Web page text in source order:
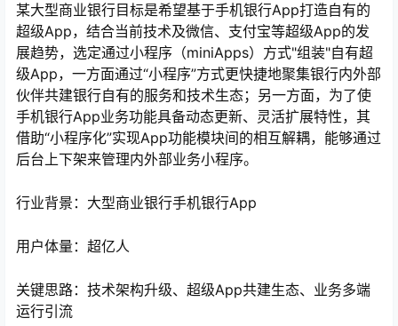
某大型商业银行目标是希望基于手机银行App打造自有的
超级App，结合当前技术及微信、支付宝等超级App的发
展趋势，选定通过小程序（miniApps）方式"组装"自有超
级App，一方面通过“小程序”方式更快捷地聚集银行内外部
伙伴共建银行自有的服务和技术生态；另一方面，为了使
手机银行App业务功能具备动态更新、灵活扩展特性，其
借助“小程序化”实现App功能模块间的相互解耦，能够通过
后台上下架来管理内外部业务小程序。
行业背景：大型商业银行手机银行App
用户体量：超亿人
关键思路：技术架构升级、超级App共建生态、业务多端
运行引流